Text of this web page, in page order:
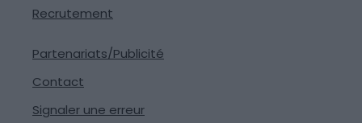
Recrutement
Partenariats/Publicité
Contact
Signaler une erreur